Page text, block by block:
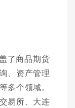
了商品期货
、资产管理
多个领域。
易所、大连